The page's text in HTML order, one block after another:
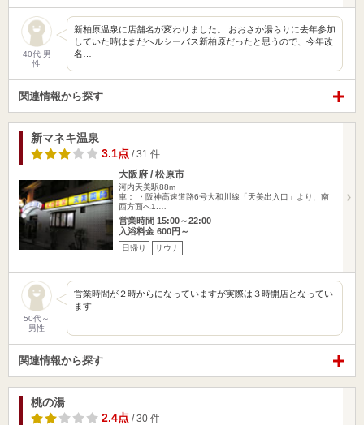
40代 男
性
新柏原温泉に店舗名が変わりました。 おおさか湯らりに去年参加
していた時はまだヘルシーバス新柏原だったと思うので、今年改
名…
関連情報から探す
新マネキ温泉
3.1点 / 31 件
大阪府 / 松原市
河内天美駅88m
車： ・阪神高速道路6号大和川線「天美出入口」より、南
西方面へ1.…
営業時間 15:00～22:00
入浴料金 600円～
日帰り サウナ
50代～
男性
営業時間が２時からになっていますが実際は３時開店となってい
ます
関連情報から探す
桃の湯
2.4点 / 30 件